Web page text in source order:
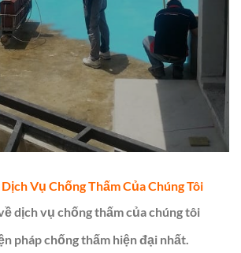
Vụ Chống Thấm Của Chúng Tôi
dịch vụ chống thấm của chúng tôi
pháp chống thấm hiện đại nhất.